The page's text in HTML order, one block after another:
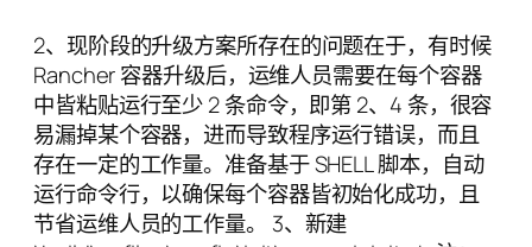
2、现阶段的升级方案所存在的问题在于，有时候
Rancher 容器升级后，运维人员需要在每个容器
中皆粘贴运行至少 2 条命令，即第 2、4 条，很容
易漏掉某个容器，进而导致程序运行错误，而且
存在一定的工作量。准备基于 SHELL 脚本，自动
运行命令行，以确保每个容器皆初始化成功，且
节省运维人员的工作量。 3、新建